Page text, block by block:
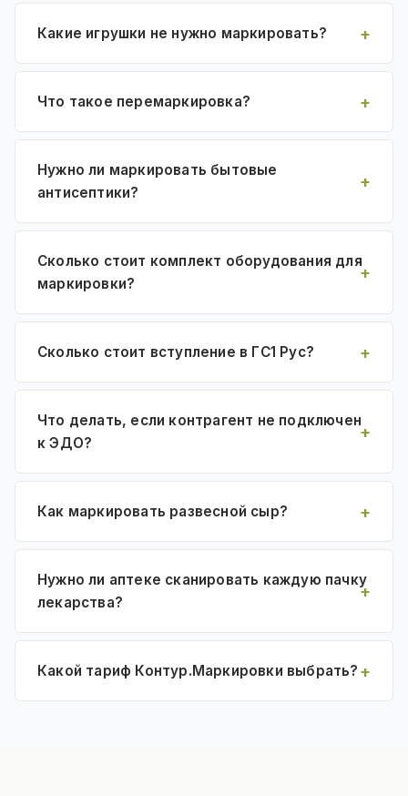
Какие игрушки не нужно маркировать?
Что такое перемаркировка?
Нужно ли маркировать бытовые
антисептики?
Сколько стоит комплект оборудования для
маркировки?
Сколько стоит вступление в ГС1 Рус?
Что делать, если контрагент не подключен
к ЭДО?
Как маркировать развесной сыр?
Нужно ли аптеке сканировать каждую пачку
лекарства?
Какой тариф Контур.Маркировки выбрать?